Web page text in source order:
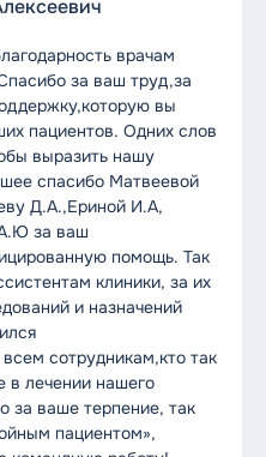
врачам
за ваш труд,за
вы
пациентов. Одних слов
выразить нашу
спасибо Матвеевой
Д.А.,Ериной И.А,
за ваш
помощь. Так
клиники, за их
и назначений
сотрудникам,кто так
в лечении нашего
за ваше терпение, так
пациентом»,